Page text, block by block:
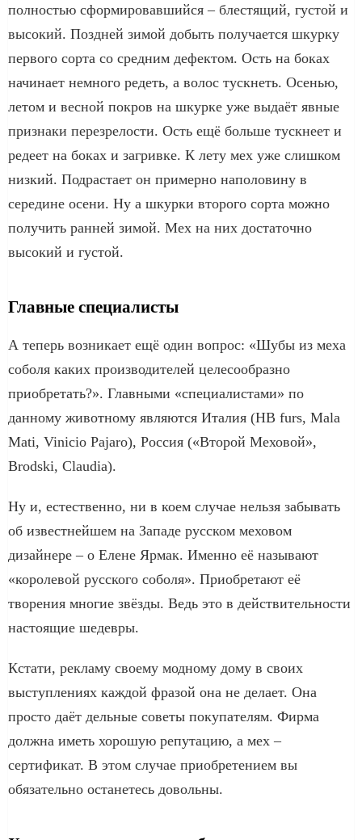
полностью сформировавшийся – блестящий, густой и
высокий. Поздней зимой добыть получается шкурку
первого сорта со средним дефектом. Ость на боках
начинает немного редеть, а волос тускнеть. Осенью,
летом и весной покров на шкурке уже выдаёт явные
признаки перезрелости. Ость ещё больше тускнеет и
редеет на боках и загривке. К лету мех уже слишком
низкий. Подрастает он примерно наполовину в
середине осени. Ну а шкурки второго сорта можно
получить ранней зимой. Мех на них достаточно
высокий и густой.
Главные специалисты
А теперь возникает ещё один вопрос: «Шубы из меха
соболя каких производителей целесообразно
приобретать?». Главными «специалистами» по
данному животному являются Италия (HB furs, Mala
Mati, Vinicio Pajaro), Россия («Второй Меховой»,
Brodski, Claudia).
Ну и, естественно, ни в коем случае нельзя забывать
об известнейшем на Западе русском меховом
дизайнере – о Елене Ярмак. Именно её называют
«королевой русского соболя». Приобретают её
творения многие звёзды. Ведь это в действительности
настоящие шедевры.
Кстати, рекламу своему модному дому в своих
выступлениях каждой фразой она не делает. Она
просто даёт дельные советы покупателям. Фирма
должна иметь хорошую репутацию, а мех –
сертификат. В этом случае приобретением вы
обязательно останетесь довольны.